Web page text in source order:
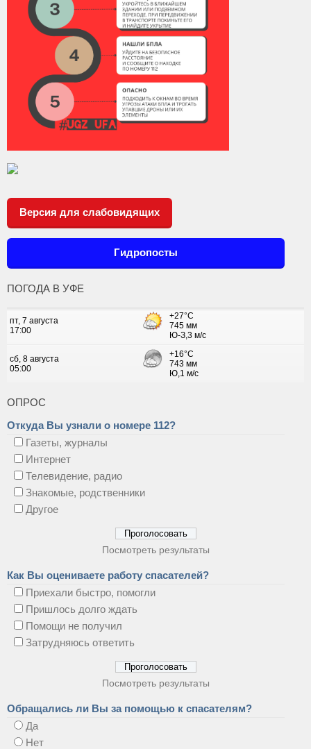
Версия для слабовидящих
Гидропосты
ПОГОДА В УФЕ
ОПРОС
Откуда Вы узнали о номере 112?
Газеты, журналы
Интернет
Телевидение, радио
Знакомые, родственники
Другое
Посмотреть результаты
Как Вы оцениваете работу спасателей?
Приехали быстро, помогли
Пришлось долго ждать
Помощи не получил
Затрудняюсь ответить
Посмотреть результаты
Обращались ли Вы за помощью к спасателям?
Да
Нет